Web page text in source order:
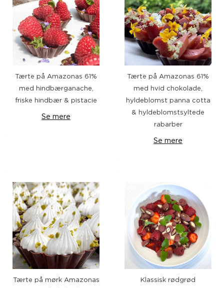
Tærte på Amazonas 61%
med hindbærganache,
friske hindbær & pistacie
Se mere
Tærte på Amazonas 61%
med hvid chokolade,
hyldeblomst panna cotta
& hyldeblomstsyltede
rabarber
Se mere
Tærte på mørk Amazonas
Klassisk rødgrød